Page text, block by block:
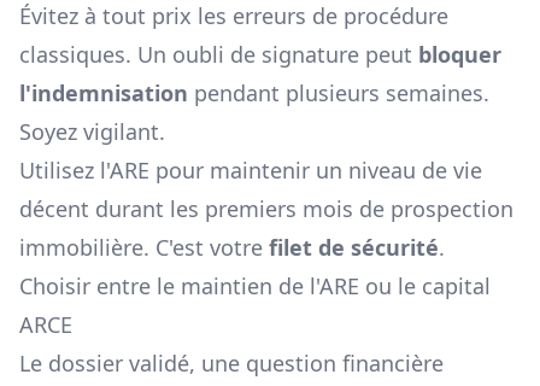
Évitez à tout prix les erreurs de procédure
classiques. Un oubli de signature peut bloquer
l'indemnisation pendant plusieurs semaines.
Soyez vigilant.
Utilisez l'ARE pour maintenir un niveau de vie
décent durant les premiers mois de prospection
immobilière. C'est votre filet de sécurité.
Choisir entre le maintien de l'ARE ou le capital
ARCE
Le dossier validé, une question financière